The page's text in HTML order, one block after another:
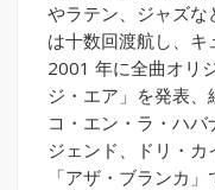
やラテン、ジャズな
は十数回渡航し、キ
2001 年に全曲オリ
ジ・エア」を発表、
コ・エン・ラ・ハ
ジェンド、ドリ・
「アザ・ブランカ